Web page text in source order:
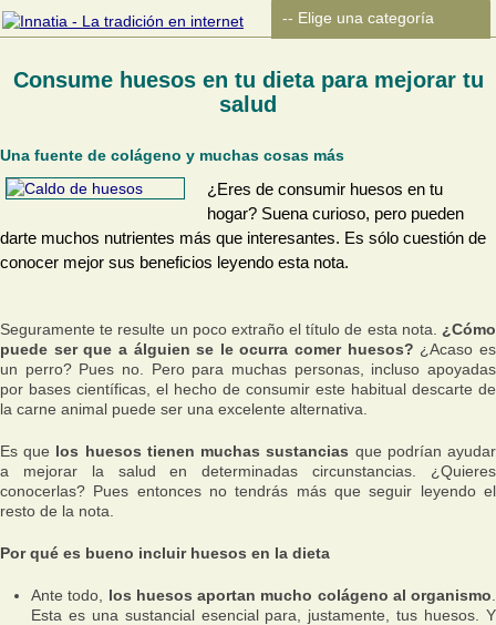
Consume huesos en tu dieta para mejorar tu
salud
Una fuente de colágeno y muchas cosas más
¿Eres de consumir huesos en tu
hogar? Suena curioso, pero pueden
darte muchos nutrientes más que interesantes. Es sólo cuestión de
conocer mejor sus beneficios leyendo esta nota.
Seguramente te resulte un poco extraño el título de esta nota. ¿Cómo
puede ser que a álguien se le ocurra comer huesos? ¿Acaso es
un perro? Pues no. Pero para muchas personas, incluso apoyadas
por bases científicas, el hecho de consumir este habitual descarte de
la carne animal puede ser una excelente alternativa.
Es que los huesos tienen muchas sustancias que podrían ayudar
a mejorar la salud en determinadas circunstancias. ¿Quieres
conocerlas? Pues entonces no tendrás más que seguir leyendo el
resto de la nota.
Por qué es bueno incluir huesos en la dieta
Ante todo, los huesos aportan mucho colágeno al organismo
Esta es una sustancial esencial para, justamente, tus huesos. Y